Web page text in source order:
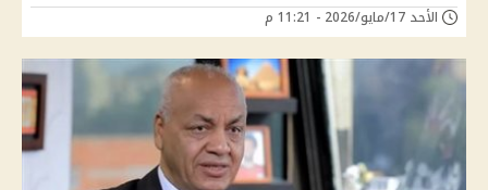
الأحد 17/مايو/2026 - 11:21 م